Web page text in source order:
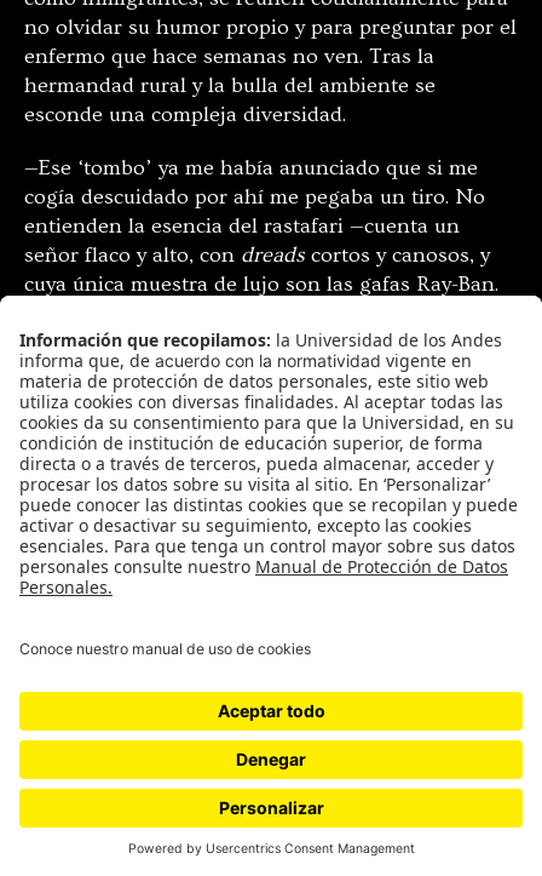
no olvidar su humor propio y para preguntar por el
enfermo que hace semanas no ven. Tras la
hermandad rural y la bulla del ambiente se
esconde una compleja diversidad.
—Ese ‘tombo’ ya me había anunciado que si me
cogía descuidado por ahí me pegaba un tiro. No
entienden la esencia del rastafari —cuenta un
señor flaco y alto, con dreads cortos y canosos, y
cuya única muestra de lujo son las gafas Ray-Ban.
Lucas, un vendedor de artesanías que se ubica
frente a la estación de Alcalá, al norte de la ciudad,
toma sancocho y come sierra frita, con una cuchara
y los dedos de la mano derecha. Algunos bromean:
saben que fuma marihuana y dicen que es mejor
no coger su maletín para no meterse en problemas.
Su cena esa noche corre por invitación de Arturo
Grueso Bonilla, un hombre grande, que viste
sombrero blanco y una especie de guayabera con
diseño de hojas flotando sobre un fondo de agua
consultas.
Arturo sale y vuelve a entrar al restaurante con un
paquete de varias ramas de eucalipto que empaca
en una bolsa negra. Las lleva para poner debajo de
la cama y varios de los asistentes, entre ellos el
rastafari y un abogado delgado y alto de pañuelo
de seda en el bolsillo del blazer, se roban una